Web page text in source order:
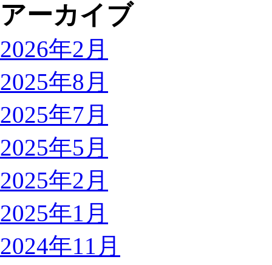
アーカイブ
2026年2月
2025年8月
2025年7月
2025年5月
2025年2月
2025年1月
2024年11月